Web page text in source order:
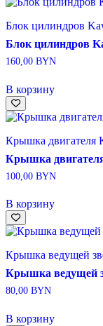
Блок цилиндров
Блок цилиндров
160,00 BYN
В корзину
Крышка двигателя
Крышка
100,00 BYN
В корзину
Крышка ведущей
Крышка ведущей
80,00 BYN
В корзину